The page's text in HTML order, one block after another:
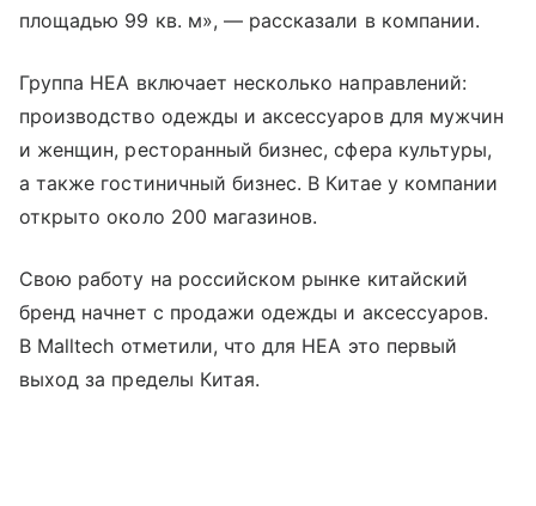
площадью 99 кв. м», — рассказали в компании.
Группа HEA включает несколько направлений:
производство одежды и аксессуаров для мужчин
и женщин, ресторанный бизнес, сфера культуры,
а также гостиничный бизнес. В Китае у компании
открыто около 200 магазинов.
Свою работу на российском рынке китайский
бренд начнет с продажи одежды и аксессуаров.
В Malltech отметили, что для HEA это первый
выход за пределы Китая.